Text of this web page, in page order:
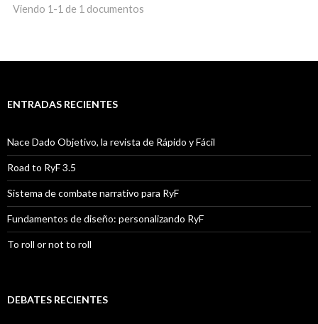
Viendo 1-1 de 1 documentos
ENTRADAS RECIENTES
Nace Dado Objetivo, la revista de Rápido y Fácil
Road to RyF 3.5
Sistema de combate narrativo para RyF
Fundamentos de diseño: personalizando RyF
To roll or not to roll
DEBATES RECIENTES